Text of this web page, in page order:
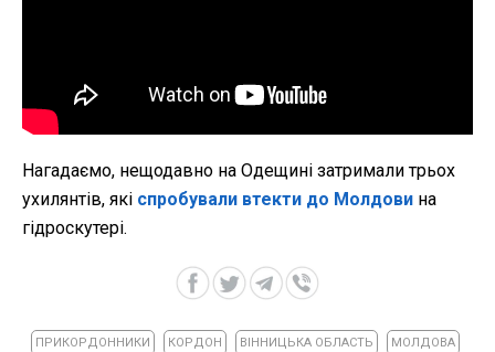
Нагадаємо, нещодавно на Одещині затримали трьох
ухилянтів, які спробували втекти до Молдови на
гідроскутері.
ПРИКОРДОННИКИ КОРДОН ВІННИЦЬКА ОБЛАСТЬ МОЛДОВА